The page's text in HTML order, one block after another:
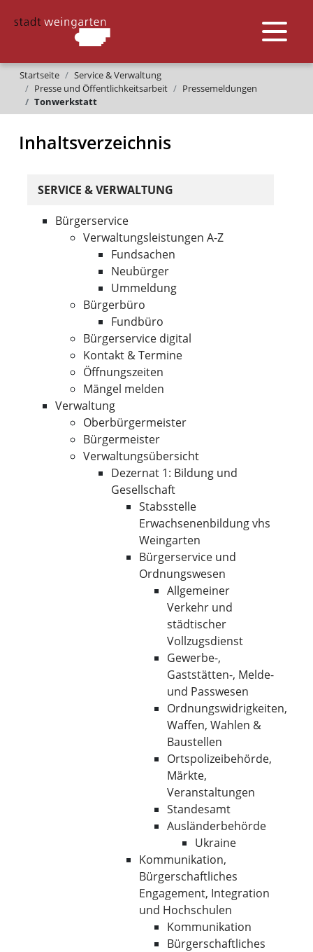
Startseite
Service & Verwaltung
Presse und Öffentlichkeitsarbeit
Pressemeldungen
Tonwerkstatt
Inhaltsverzeichnis
SERVICE & VERWALTUNG
Bürgerservice
Verwaltungsleistungen A-Z
Fundsachen
Neubürger
Ummeldung
Bürgerbüro
Fundbüro
Bürgerservice digital
Kontakt & Termine
Öffnungszeiten
Mängel melden
Verwaltung
Oberbürgermeister
Bürgermeister
Verwaltungsübersicht
Dezernat 1: Bildung und
Gesellschaft
Stabsstelle
Erwachsenenbildung vhs
Weingarten
Bürgerservice und
Ordnungswesen
Allgemeiner
Verkehr und
städtischer
Vollzugsdienst
Gewerbe-,
Gaststätten-, Melde-
und Passwesen
Ordnungswidrigkeiten,
Waffen, Wahlen &
Baustellen
Ortspolizeibehörde,
Märkte,
Veranstaltungen
Standesamt
Ausländerbehörde
Ukraine
Kommunikation,
Bürgerschaftliches
Engagement, Integration
und Hochschulen
Kommunikation
Bürgerschaftliches